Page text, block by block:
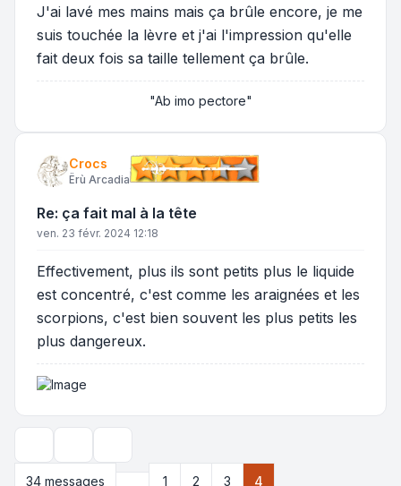
J'ai lavé mes mains mais ça brûle encore, je me
suis touchée la lèvre et j'ai l'impression qu'elle
fait deux fois sa taille tellement ça brûle.
"Ab imo pectore"
Crocs
Ërù Arcadia
Re: ça fait mal à la tête
ven. 23 févr. 2024 12:18
Effectivement, plus ils sont petits plus le liquide
est concentré, c'est comme les araignées et les
scorpions, c'est bien souvent les plus petits les
plus dangereux.
34 messages
Précédente
1 2 3 4